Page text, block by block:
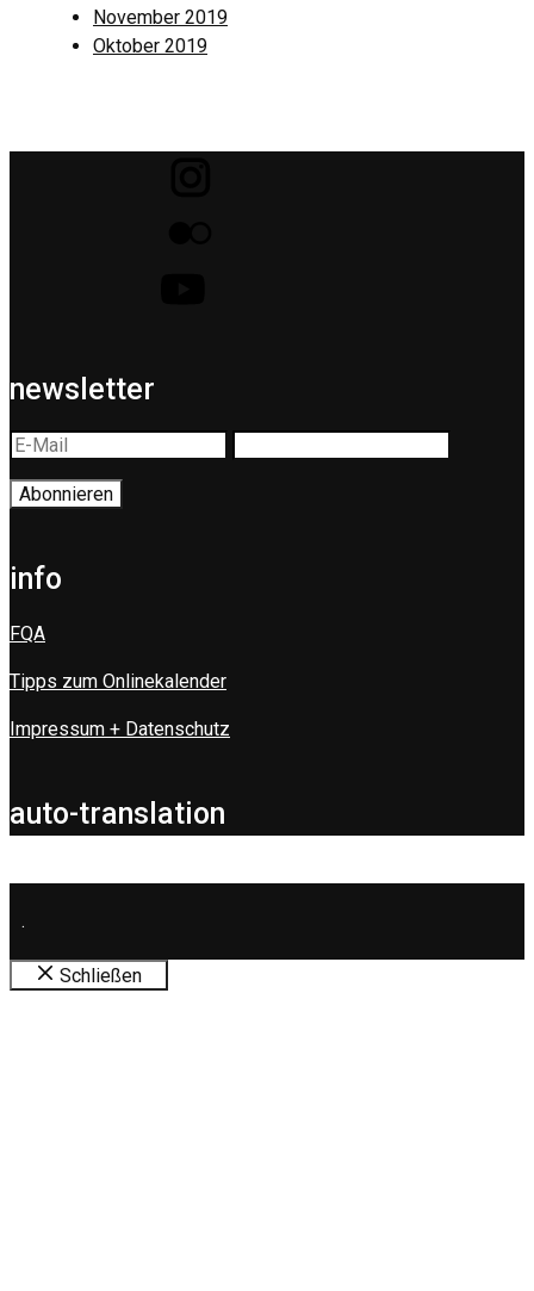
November 2019
Oktober 2019
newsletter
info
FQA
Tipps zum Onlinekalender
Impressum + Datenschutz
auto-translation
.
Schließen